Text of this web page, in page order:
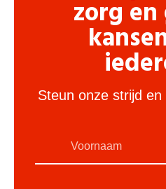
zorg
Steun onze strijd